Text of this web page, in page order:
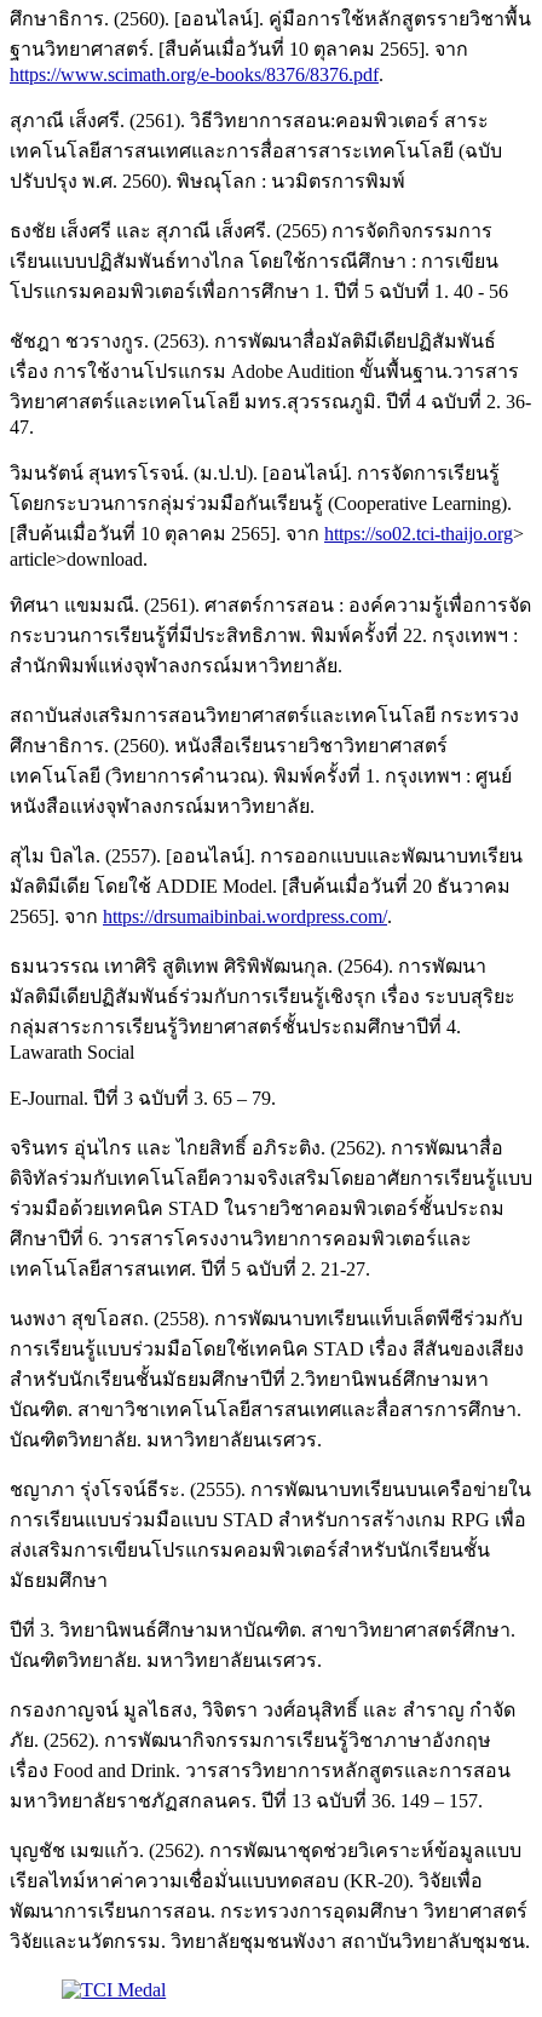
ศึกษาธิการ. (2560). [ออนไลน์]. คู่มือการใช้หลักสูตรรายวิชาพื้น
ฐานวิทยาศาสตร์. [สืบค้นเมื่อวันที่ 10 ตุลาคม 2565]. จาก
https://www.scimath.org/e-books/8376/8376.pdf.
สุภาณี เส็งศรี. (2561). วิธีวิทยาการสอน:คอมพิวเตอร์ สาระ
เทคโนโลยีสารสนเทศและการสื่อสารสาระเทคโนโลยี (ฉบับ
ปรับปรุง พ.ศ. 2560). พิษณุโลก : นวมิตรการพิมพ์
ธงชัย เส็งศรี และ สุภาณี เส็งศรี. (2565) การจัดกิจกรรมการ
เรียนแบบปฏิสัมพันธ์ทางไกล โดยใช้การณีศึกษา : การเขียน
โปรแกรมคอมพิวเตอร์เพื่อการศึกษา 1. ปีที่ 5 ฉบับที่ 1. 40 - 56
ชัชฎา ชวรางกูร. (2563). การพัฒนาสื่อมัลติมีเดียปฏิสัมพันธ์
เรื่อง การใช้งานโปรแกรม Adobe Audition ขั้นพื้นฐาน.วารสาร
วิทยาศาสตร์และเทคโนโลยี มทร.สุวรรณภูมิ. ปีที่ 4 ฉบับที่ 2. 36-
47.
วิมนรัตน์ สุนทรโรจน์. (ม.ป.ป). [ออนไลน์]. การจัดการเรียนรู้
โดยกระบวนการกลุ่มร่วมมือกันเรียนรู้ (Cooperative Learning).
[สืบค้นเมื่อวันที่ 10 ตุลาคม 2565]. จาก https://so02.tci-thaijo.org>
article>download.
ทิศนา แขมมณี. (2561). ศาสตร์การสอน : องค์ความรู้เพื่อการจัด
กระบวนการเรียนรู้ที่มีประสิทธิภาพ. พิมพ์ครั้งที่ 22. กรุงเทพฯ :
สำนักพิมพ์แห่งจุฬาลงกรณ์มหาวิทยาลัย.
สถาบันส่งเสริมการสอนวิทยาศาสตร์และเทคโนโลยี กระทรวง
ศึกษาธิการ. (2560). หนังสือเรียนรายวิชาวิทยาศาสตร์
เทคโนโลยี (วิทยาการคำนวณ). พิมพ์ครั้งที่ 1. กรุงเทพฯ : ศูนย์
หนังสือแห่งจุฬาลงกรณ์มหาวิทยาลัย.
สุไม บิลไล. (2557). [ออนไลน์]. การออกแบบและพัฒนาบทเรียน
มัลติมีเดีย โดยใช้ ADDIE Model. [สืบค้นเมื่อวันที่ 20 ธันวาคม
2565]. จาก https://drsumaibinbai.wordpress.com/.
ธมนวรรณ เทาศิริ สูติเทพ ศิริพิพัฒนกุล. (2564). การพัฒนา
มัลติมีเดียปฏิสัมพันธ์ร่วมกับการเรียนรู้เชิงรุก เรื่อง ระบบสุริยะ
กลุ่มสาระการเรียนรู้วิทยาศาสตร์ชั้นประถมศึกษาปีที่ 4.
Lawarath Social
E-Journal. ปีที่ 3 ฉบับที่ 3. 65 – 79.
จรินทร อุ่นไกร และ ไกยสิทธิ์ อภิระติง. (2562). การพัฒนาสื่อ
ดิจิทัลร่วมกับเทคโนโลยีความจริงเสริมโดยอาศัยการเรียนรู้แบบ
ร่วมมือด้วยเทคนิค STAD ในรายวิชาคอมพิวเตอร์ชั้นประถม
ศึกษาปีที่ 6. วารสารโครงงานวิทยาการคอมพิวเตอร์และ
เทคโนโลยีสารสนเทศ. ปีที่ 5 ฉบับที่ 2. 21-27.
นงพงา สุขโอสถ. (2558). การพัฒนาบทเรียนแท็บเล็ตพีซีร่วมกับ
การเรียนรู้แบบร่วมมือโดยใช้เทคนิค STAD เรื่อง สีสันของเสียง
สำหรับนักเรียนชั้นมัธยมศึกษาปีที่ 2.วิทยานิพนธ์ศึกษามหา
บัณฑิต. สาขาวิชาเทคโนโลยีสารสนเทศและสื่อสารการศึกษา.
บัณฑิตวิทยาลัย. มหาวิทยาลัยนเรศวร.
ชญาภา รุ่งโรจน์ธีระ. (2555). การพัฒนาบทเรียนบนเครือข่ายใน
การเรียนแบบร่วมมือแบบ STAD สำหรับการสร้างเกม RPG เพื่อ
ส่งเสริมการเขียนโปรแกรมคอมพิวเตอร์สำหรับนักเรียนชั้น
มัธยมศึกษา
ปีที่ 3. วิทยานิพนธ์ศึกษามหาบัณฑิต. สาขาวิทยาศาสตร์ศึกษา.
บัณฑิตวิทยาลัย. มหาวิทยาลัยนเรศวร.
กรองกาญจน์ มูลไธสง, วิจิตรา วงศ์อนุสิทธิ์ และ สำราญ กำจัด
ภัย. (2562). การพัฒนากิจกรรมการเรียนรู้วิชาภาษาอังกฤษ
เรื่อง Food and Drink. วารสารวิทยาการหลักสูตรและการสอน
มหาวิทยาลัยราชภัฏสกลนคร. ปีที่ 13 ฉบับที่ 36. 149 – 157.
บุญชัช เมฆแก้ว. (2562). การพัฒนาชุดช่วยวิเคราะห์ข้อมูลแบบ
เรียลไทม์หาค่าความเชื่อมั่นแบบทดสอบ (KR-20). วิจัยเพื่อ
พัฒนาการเรียนการสอน. กระทรวงการอุดมศึกษา วิทยาศาสตร์
วิจัยและนวัตกรรม. วิทยาลัยชุมชนพังงา สถาบันวิทยาลับชุมชน.